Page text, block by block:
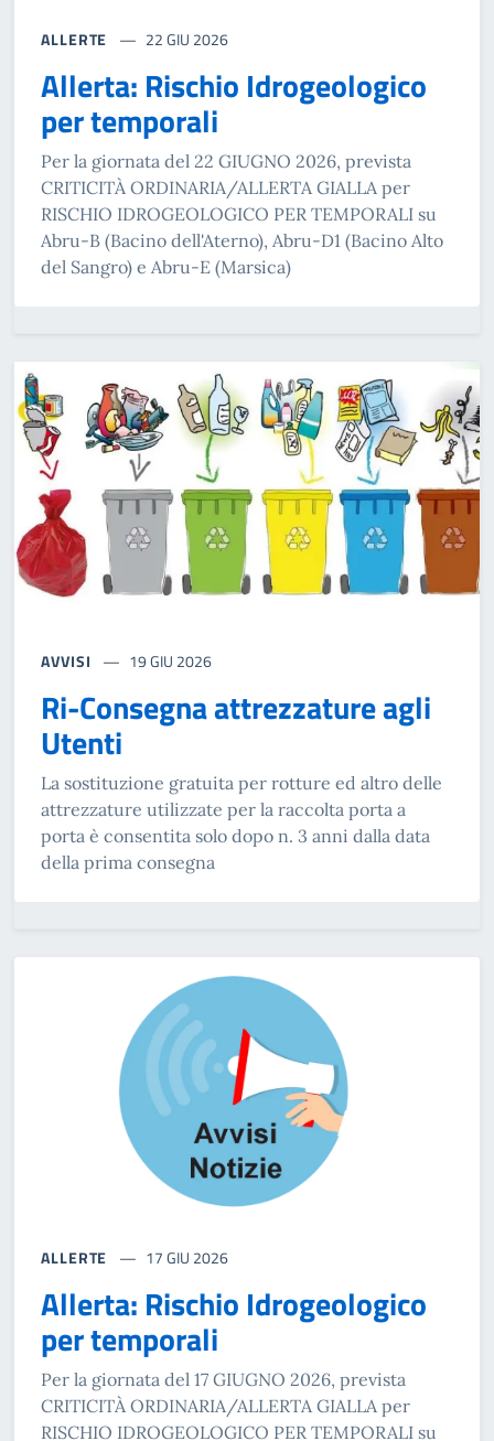
ALLERTE 22 GIU 2026
Allerta: Rischio Idrogeologico
per temporali
Per la giornata del 22 GIUGNO 2026, prevista
CRITICITÀ ORDINARIA/ALLERTA GIALLA per
RISCHIO IDROGEOLOGICO PER TEMPORALI su
Abru-B (Bacino dell'Aterno), Abru-D1 (Bacino Alto
del Sangro) e Abru-E (Marsica)
AVVISI 19 GIU 2026
Ri-Consegna attrezzature agli
Utenti
La sostituzione gratuita per rotture ed altro delle
attrezzature utilizzate per la raccolta porta a
porta è consentita solo dopo n. 3 anni dalla data
della prima consegna
ALLERTE 17 GIU 2026
Allerta: Rischio Idrogeologico
per temporali
Per la giornata del 17 GIUGNO 2026, prevista
CRITICITÀ ORDINARIA/ALLERTA GIALLA per
RISCHIO IDROGEOLOGICO PER TEMPORALI su